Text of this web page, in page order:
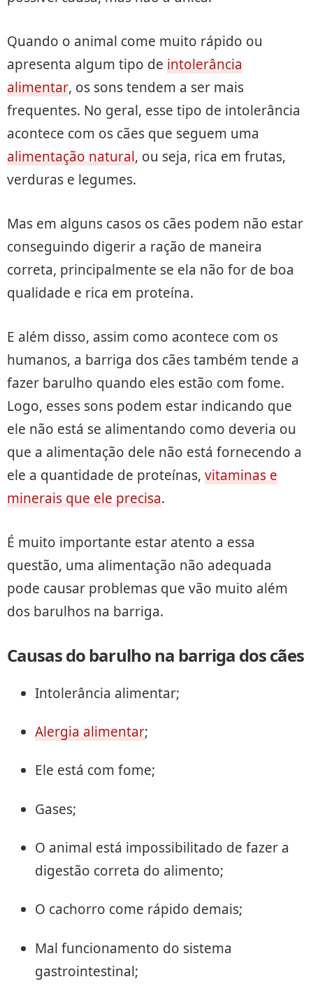
Quando o animal come muito rápido ou
apresenta algum tipo de intolerância
alimentar, os sons tendem a ser mais
frequentes. No geral, esse tipo de intolerância
acontece com os cães que seguem uma
alimentação natural, ou seja, rica em frutas,
verduras e legumes.
Mas em alguns casos os cães podem não estar
conseguindo digerir a ração de maneira
correta, principalmente se ela não for de boa
qualidade e rica em proteína.
E além disso, assim como acontece com os
humanos, a barriga dos cães também tende a
fazer barulho quando eles estão com fome.
Logo, esses sons podem estar indicando que
ele não está se alimentando como deveria ou
que a alimentação dele não está fornecendo a
ele a quantidade de proteínas, vitaminas e
minerais que ele precisa.
É muito importante estar atento a essa
questão, uma alimentação não adequada
pode causar problemas que vão muito além
dos barulhos na barriga.
Causas do barulho na barriga dos cães
Intolerância alimentar;
Alergia alimentar;
Ele está com fome;
Gases;
O animal está impossibilitado de fazer a
digestão correta do alimento;
O cachorro come rápido demais;
Mal funcionamento do sistema
gastrointestinal;